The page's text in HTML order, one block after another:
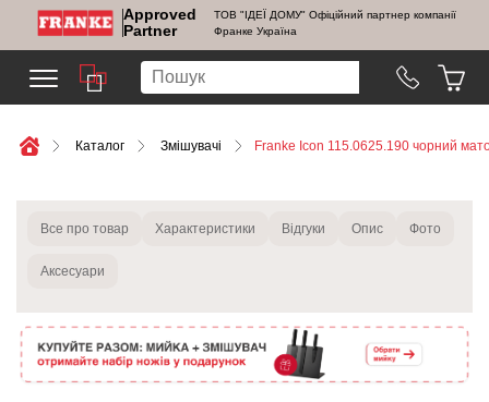
Approved
Partner
ТОВ "ІДЕЇ ДОМУ" Офіційний партнер компанії
Франке Україна
Каталог Змішувачі Franke Icon 115.0625.190 чорний
Все про товар Характеристики Відгуки Опис Фото
Аксесуари